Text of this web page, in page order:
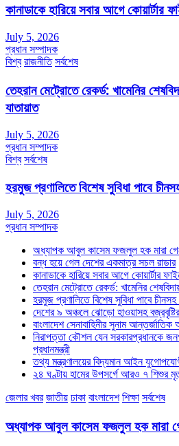
কানাডাকে হারিয়ে সবার আগে কোয়ার্টার
July 5, 2026
প্রধান সম্পাদক
বিশ্ব রাজনীতি সর্বশেষ
তেহরান মেট্রোতে রেকর্ড: খামেনির
যাতায়াত
July 5, 2026
প্রধান সম্পাদক
বিশ্ব সর্বশেষ
হরমুজ প্রণালিতে বিশেষ সুবিধা পাবে
July 5, 2026
প্রধান সম্পাদক
অধ্যাপক আবুল কাসেম ফজলুল হক মারা
বন্ধ হয়ে গেল দেশের একমাত্র সচল রাডার
কানাডাকে হারিয়ে সবার আগে কোয়ার্টার
তেহরান মেট্রোতে রেকর্ড: খামেনির
হরমুজ প্রণালিতে বিশেষ সুবিধা পাবে
দেশের ৯ অঞ্চলে ঝোড়ো হাওয়াসহ
বাংলাদেশ সেনাবাহিনীর সুনাম আন্তর্জাতিক
নিরাপত্তা কৌশল যেন সরকারপ্রধানকে
প্রধানমন্ত্রী
তথ্য মন্ত্রণালয়ের বিদ্যমান আইন
২৪ ঘণ্টায় হামের উপসর্গে আরও ৭ শিশুর
জেলার খবর জাতীয় ঢাকা বাংলাদেশ শিক্ষা সর্বশেষ
অধ্যাপক আবুল কাসেম ফজলুল হক মারা